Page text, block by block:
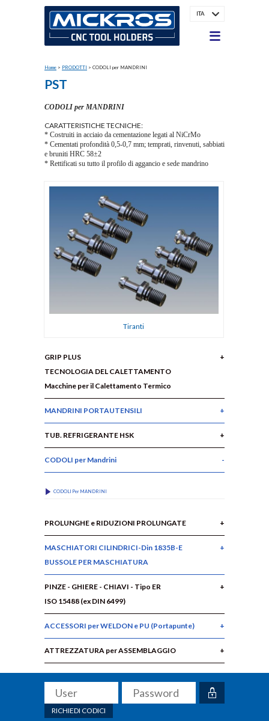
ITA
Home > PRODOTTI > CODOLI per MANDRINI
PST
CODOLI per MANDRINI
CARATTERISTICHE TECNICHE:
* Costruiti in acciaio da cementazione legati al NiCrMo
* Cementati profondità 0,5-0,7 mm; temprati, rinvenuti, sabbiati
e bruniti HRC 58±2
* Rettificati su tutto il profilo di aggancio e sede mandrino
Tiranti
GRIP PLUS
TECNOLOGIA DEL CALETTAMENTO
Macchine per il Calettamento Termico
MANDRINI PORTAUTENSILI
TUB. REFRIGERANTE HSK
CODOLI per Mandrini
CODOLI Per MANDRINI
PROLUNGHE e RIDUZIONI PROLUNGATE
MASCHIATORI CILINDRICI-Din 1835B-E
BUSSOLE PER MASCHIATURA
PINZE - GHIERE - CHIAVI - Tipo ER
ISO 15488 (ex DIN 6499)
ACCESSORI per WELDON e PU (Portapunte)
ATTREZZATURA per ASSEMBLAGGIO
RICHIEDI CODICI